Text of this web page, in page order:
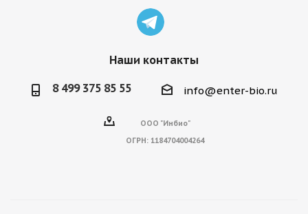
Наши контакты
8 499 375 85 55 info@enter-bio.ru
ООО "Инбио"
ОГРН: 1184704004264